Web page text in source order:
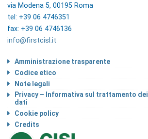
via Modena 5, 00195 Roma
tel: +39 06 4746351
fax: +39 06 4746136
info@firstcisl.it
Amministrazione trasparente
Codice etico
Note legali
Privacy – Informativa sul trattamento dei
dati
Cookie policy
Credits